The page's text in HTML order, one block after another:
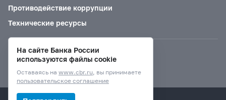
Противодействие коррупции
Технические ресурсы
Версия для слабовидящих
На сайте Банка России
используются файлы cookie
Оставаясь на www.cbr.ru, вы принимаете
пользовательское соглашение